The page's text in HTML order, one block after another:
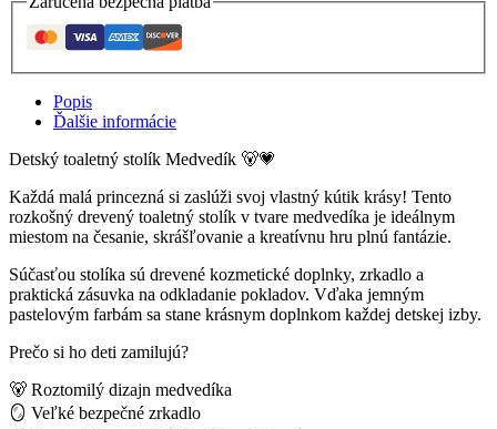
Popis
Ďalšie informácie
Detský toaletný stolík Medvedík 🐻💗
Každá malá princezná si zaslúži svoj vlastný kútik krásy! Tento
rozkošný drevený toaletný stolík v tvare medvedíka je ideálnym
miestom na česanie, skrášľovanie a kreatívnu hru plnú fantázie.
Súčasťou stolíka sú drevené kozmetické doplnky, zrkadlo a
praktická zásuvka na odkladanie pokladov. Vďaka jemným
pastelovým farbám sa stane krásnym doplnkom každej detskej izby.
Prečo si ho deti zamilujú?
🐻 Roztomilý dizajn medvedíka
🪞 Veľké bezpečné zrkadlo